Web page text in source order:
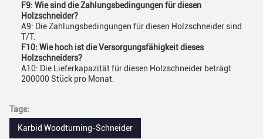
F9: Wie sind die Zahlungsbedingungen für diesen
Holzschneider?
A9: Die Zahlungsbedingungen für diesen Holzschneider sind
T/T.
F10: Wie hoch ist die Versorgungsfähigkeit dieses
Holzschneiders?
A10: Die Lieferkapazität für diesen Holzschneider beträgt
200000 Stück pro Monat.
Tags:
Karbid Woodturning-Schneider